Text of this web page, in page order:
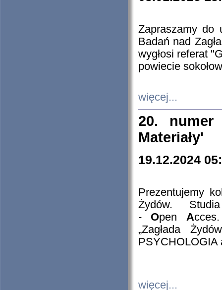
Zapraszamy do
Badań nad
wygłosi referat
powiecie
więcej...
20. numer
Materiały'
19.12.2024
Prezentujemy
Żydów.
- Open A
„Zagłada
PSYCHOLOGIA
więcej...